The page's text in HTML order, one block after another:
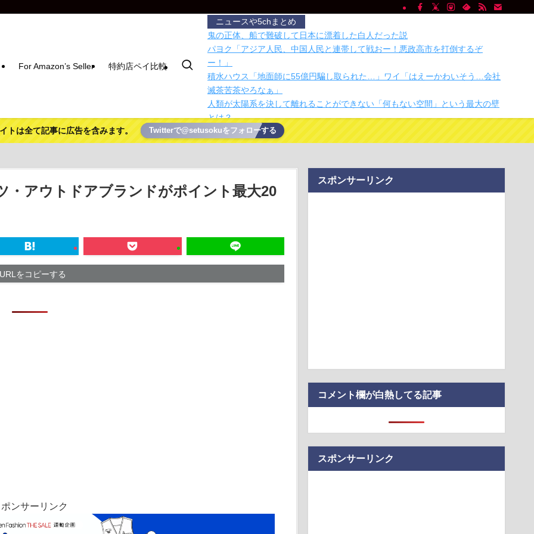
For Amazon’s Seller 特約店ペイ比較
ニュースや5chまとめ
鬼の正体、船で難破して日本に漂着した白人だった説
パヨク「アジア人民、中国人民と連帯して戦おー！悪政高市を打倒するぞ
ー！」
積水ハウス「地面師に55億円騙し取られた…」ワイ「はえーかわいそう…会社
滅茶苦茶やろなぁ」
人類が太陽系を決して離れることができない「何もない空間」という最大の壁
とは？
マグネットでスマホがピタっ！ 充電しながら冷却できるスマホ充電器
【悲報】警察に射殺された包丁男、直前に母を亡くし精神的ショックを受けて
【東京】睡眠時無呼吸症候群診断後に死亡事故＝運転の無職男（３４）、独断
で治療中断―危険運転致死罪適用…
ハムスターの日
画面の縁取りがゼロミリ。真のベゼルレス・スマホが誕生
ドコモ・バイクシェアの障害、あす7日復旧へ--背景に「NOLL」刷新へのシス
トは全て記事に広告を含みます。 Twitterで@setusokuをフォローする
・アウトドアブランドがポイント最大20
URLをコピーする
ンサーリンク
スポンサーリンク
コメント欄が白熱してる記事
スポンサーリンク